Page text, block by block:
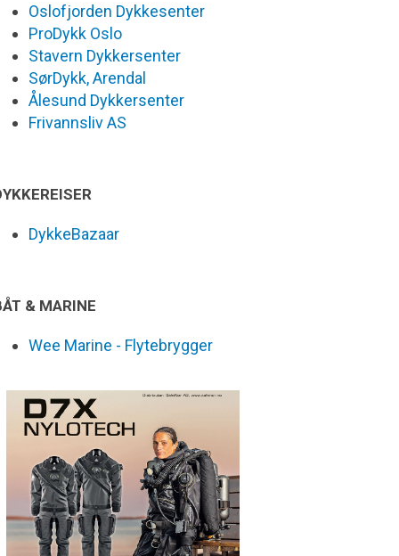
Oslofjorden Dykkesenter
ProDykk Oslo
Stavern Dykkersenter
SørDykk, Arendal
Ålesund Dykkersenter
Frivannsliv AS
DykkeBazaar
& MARINE
Wee Marine - Flytebrygger